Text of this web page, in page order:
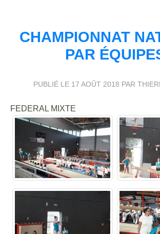
CHAMPIONNAT
PAR
PUBLIÉ LE 17 AOÛT 2018 PAR
FEDERAL MIXTE